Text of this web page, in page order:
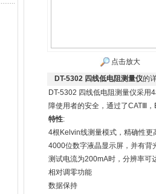
点击放大
DT-5302 四线低电阻测量仪的
DT-5302 四线低电阻测量仪采
障使用者的安全，通过了CATⅢ
特性:
4根Kelvin线测量模式，精确性更
4000位数字液晶显示屏，并有背
测试电流为200mA时，分辨率可
相对调零功能
数据保持